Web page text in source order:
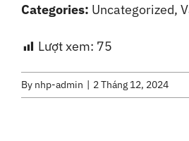
Lượt xem: 75
Categories: Uncategorized,
By nhp-admin 2 Tháng 12, 2024